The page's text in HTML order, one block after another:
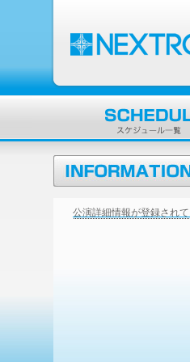
公演詳細情報が登録されて